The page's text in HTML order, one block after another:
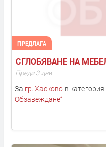
ПРЕДЛАГА
СГЛОБЯВАНЕ НА
Преди 3 дни
За гр. Хасковов категория
Обзавеждане“